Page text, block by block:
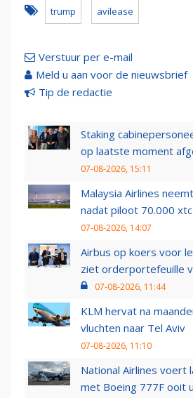
trump avilease
Verstuur per e-mail
Meld u aan voor de nieuwsbrief
Tip de redactie
Staking
op laatste moment
07-08-2026, 15:11
Malaysia Airlines
nadat piloot 70.000
07-08-2026, 14:07
Airbus op koers voor
ziet orderportefeuille
07-08-2026, 11:44
KLM hervat na
vluchten naar Tel Aviv
07-08-2026, 11:10
National Airlines voert
met Boeing 777F ooit